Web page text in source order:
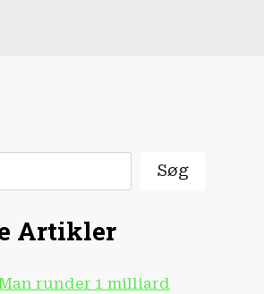
Søg
Artikler
runder 1 milliard